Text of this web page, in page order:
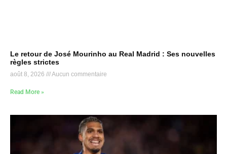
Le retour de José Mourinho au Real Madrid : Ses nouvelles
règles strictes
août 8, 2026 Aucun commentaire
Read More »